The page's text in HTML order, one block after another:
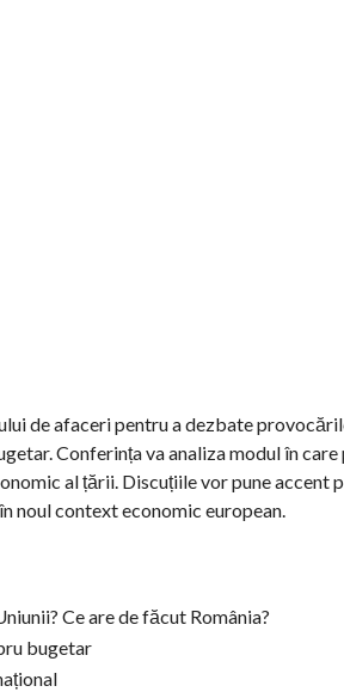
de afaceri pentru a dezbate
Conferința va analiza modul în
al țării. Discuțiile vor pune accent
noul context economic european.
Ce are de făcut România?
bugetar